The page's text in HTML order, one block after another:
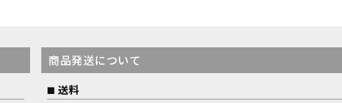
商品発送について
送料